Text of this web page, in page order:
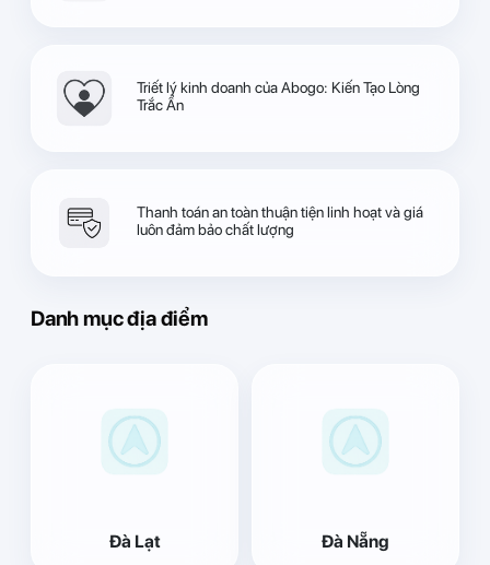
Triết lý kinh doanh của Abogo: Kiến Tạo Lòng
Trắc Ẩn
Thanh toán an toàn thuận tiện linh hoạt và giá
luôn đảm bảo chất lượng
Danh mục địa điểm
Đà Lạt Đà Nẵng